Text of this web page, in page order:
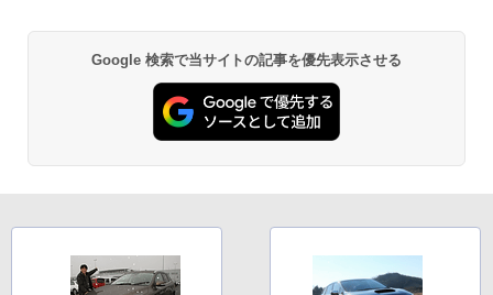
Google 検索で当サイトの記事を優先表示させる